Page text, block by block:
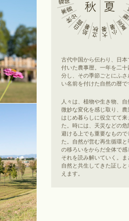
古代中国から伝わり、日本
付いた農事暦。一年を二十
分し、その季節ごとにふさ
い名前を付けた自然の暦で
人々は、植物や生き物、自
微妙な変化を感じ取り、農
はじめ暮らしに役立てて来
た。時には、天災などの危
避ける上でも重要なもので
た。自然が営む再生循環と
の移ろいをからだ全体で感
それを読み解いていく。ま
自然と共生してきた証しと
えます。